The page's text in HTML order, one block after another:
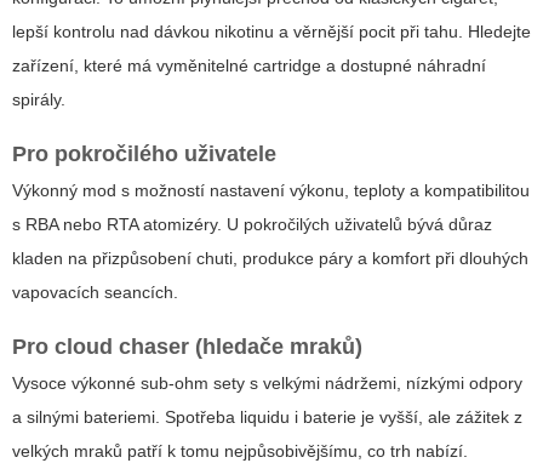
lepší kontrolu nad dávkou nikotinu a věrnější pocit při tahu. Hledejte
zařízení, které má vyměnitelné cartridge a dostupné náhradní
spirály.
Pro pokročilého uživatele
Výkonný mod s možností nastavení výkonu, teploty a kompatibilitou
s RBA nebo RTA atomizéry. U pokročilých uživatelů bývá důraz
kladen na přizpůsobení chuti, produkce páry a komfort při dlouhých
vapovacích seancích.
Pro cloud chaser (hledače mraků)
Vysoce výkonné sub-ohm sety s velkými nádržemi, nízkými odpory
a silnými bateriemi. Spotřeba liquidu i baterie je vyšší, ale zážitek z
velkých mraků patří k tomu nejpůsobivějšímu, co trh nabízí.